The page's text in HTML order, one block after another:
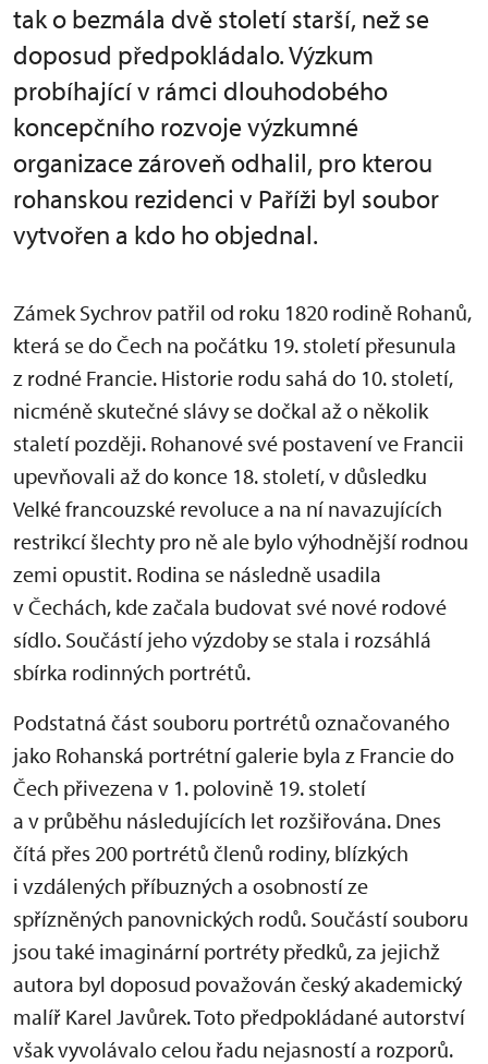
tak o bezmála dvě století starší, než se
doposud předpokládalo. Výzkum
probíhající v rámci dlouhodobého
koncepčního rozvoje výzkumné
organizace zároveň odhalil, pro kterou
rohanskou rezidenci v Paříži byl soubor
vytvořen a kdo ho objednal.
Zámek Sychrov patřil od roku 1820 rodině Rohanů,
která se do Čech na počátku 19. století přesunula
z rodné Francie. Historie rodu sahá do 10. století,
nicméně skutečné slávy se dočkal až o několik
staletí později. Rohanové své postavení ve Francii
upevňovali až do konce 18. století, v důsledku
Velké francouzské revoluce a na ní navazujících
restrikcí šlechty pro ně ale bylo výhodnější rodnou
zemi opustit. Rodina se následně usadila
v Čechách, kde začala budovat své nové rodové
sídlo. Součástí jeho výzdoby se stala i rozsáhlá
sbírka rodinných portrétů.
Podstatná část souboru portrétů označovaného
jako Rohanská portrétní galerie byla z Francie do
Čech přivezena v 1. polovině 19. století
a v průběhu následujících let rozšiřována. Dnes
čítá přes 200 portrétů členů rodiny, blízkých
i vzdálených příbuzných a osobností ze
spřízněných panovnických rodů. Součástí souboru
jsou také imaginární portréty předků, za jejichž
autora byl doposud považován český akademický
malíř Karel Javůrek. Toto předpokládané autorství
však vyvolávalo celou řadu nejasností a rozporů.